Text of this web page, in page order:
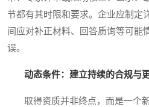
节都有其时限和要求。企业应制定
间应对补正材料、回答质询等可能
误。
动态条件：建立持续的合规与
取得资质并非终点，而是一个